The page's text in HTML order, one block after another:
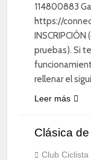
114800883
https://
pruebas). Si
rellenar el
Leer más
CARRETERA
CLÁSICAS
Clásica
Club